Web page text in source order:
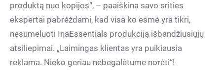
produktą nuo kopijos“, – paaiškina savo srities
ekspertai pabrėždami, kad visa ko esmė yra tikri,
nesumeluoti InaEssentials produkciją išbandžiusiųjų
atsiliepimai. „Laimingas klientas yra puikiausia
reklama. Nieko geriau nebegalėtume norėti“!